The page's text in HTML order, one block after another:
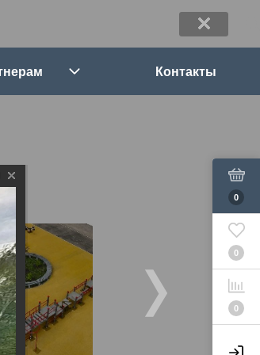
Контакты
0
0
0